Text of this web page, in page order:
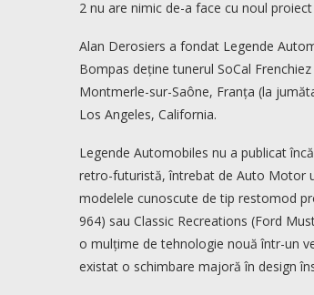
2 nu are nimic de-a face cu noul
Alan Derosiers a fondat Legende
Bompas deține tunerul SoCal
Montmerle-sur-Saône, Franța (la
Los Angeles, California.
Legende Automobiles nu a publicat
retro-futuristă, întrebat de Auto Motor
modelele cunoscute de tip restomod
964) sau Classic Recreations (Ford
o mulțime de tehnologie nouă într-un
existat o schimbare majoră în design